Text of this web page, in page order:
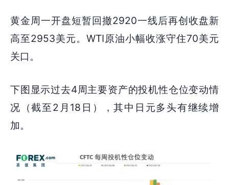
黄金周一开盘短暂回撤2920一线后再创收盘新
高至2953美元。WTI原油小幅收涨守住70美元
关口。
下图显示过去4周主要资产的投机性仓位变动情
况（截至2月18日），其中日元多头有继续增
加。